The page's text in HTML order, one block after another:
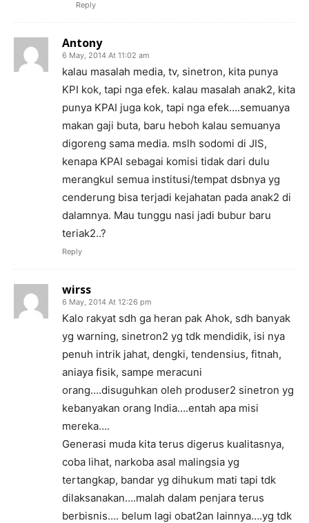
Reply
Antony
6 May, 2014 At 11:02 am
kalau masalah media, tv, sinetron, kita punya
KPI kok, tapi nga efek. kalau masalah anak2, kita
punya KPAI juga kok, tapi nga efek….semuanya
makan gaji buta, baru heboh kalau semuanya
digoreng sama media. mslh sodomi di JIS,
kenapa KPAI sebagai komisi tidak dari dulu
merangkul semua institusi/tempat dsbnya yg
cenderung bisa terjadi kejahatan pada anak2 di
dalamnya. Mau tunggu nasi jadi bubur baru
teriak2..?
Reply
wirss
6 May, 2014 At 12:26 pm
Kalo rakyat sdh ga heran pak Ahok, sdh banyak
yg warning, sinetron2 yg tdk mendidik, isi nya
penuh intrik jahat, dengki, tendensius, fitnah,
aniaya fisik, sampe meracuni
orang….disuguhkan oleh produser2 sinetron yg
kebanyakan orang India….entah apa misi
mereka….
Generasi muda kita terus digerus kualitasnya,
coba lihat, narkoba asal malingsia yg
tertangkap, bandar yg dihukum mati tapi tdk
dilaksanakan….malah dalam penjara terus
berbisnis…. belum lagi obat2an lainnya….yg tdk